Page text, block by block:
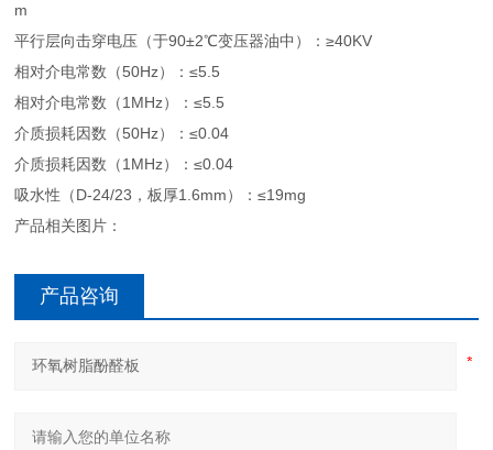
m
平行层向击穿电压（于90±2℃变压器油中）：≥40KV
相对介电常数（50Hz）：≤5.5
相对介电常数（1MHz）：≤5.5
介质损耗因数（50Hz）：≤0.04
介质损耗因数（1MHz）：≤0.04
吸水性（D-24/23，板厚1.6mm）：≤19mg
产品相关图片：
产品咨询